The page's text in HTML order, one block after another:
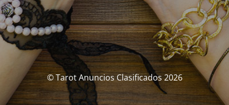
© Tarot Anuncios Clasificados 2026